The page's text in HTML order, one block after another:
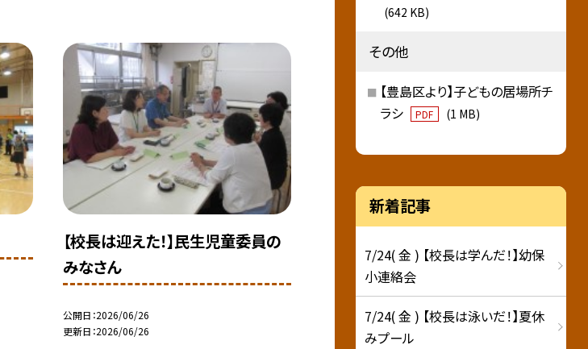
【校長は迎えた！】民生児童委員の
みなさん
公開日 2026/06/26
更新日 2026/06/26
(642 KB)
その他
【豊島区より】子どもの居場所チ
ラシ
PDF (1 MB)
新着記事
7/24( 金 ) 【校長は学んだ！】幼保
小連絡会
7/24( 金 ) 【校長は泳いだ！】夏休
みプール